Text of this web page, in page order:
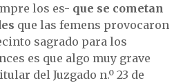
los es- que se cometan
que las femens provocaron
sagrado para los
es que algo muy grave
del Juzgado n.º 23 de